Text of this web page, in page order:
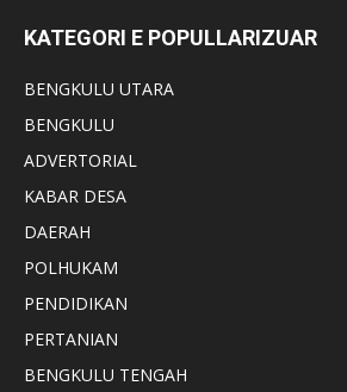
KATEGORI E POPULLARIZUAR
BENGKULU UTARA
BENGKULU
ADVERTORIAL
KABAR DESA
DAERAH
POLHUKAM
PENDIDIKAN
PERTANIAN
BENGKULU TENGAH